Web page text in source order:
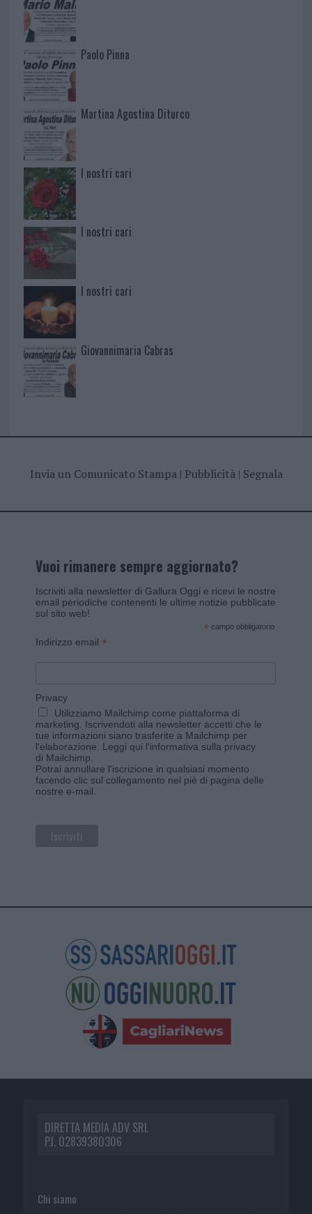
Paolo Pinna
Martina Agostina Diturco
I nostri cari
I nostri cari
I nostri cari
Giovannimaria Cabras
Invia un Comunicato Stampa| Pubblicità| Segnala
Vuoi rimanere sempre aggiornato?
Iscriviti alla newsletter di Gallura Oggi e ricevi le nostre
email periodiche contenenti le ultime notizie pubblicate
sul sito web!
* campo obbligatorio
Indirizzo email *
Privacy
Utilizziamo Mailchimp come piattaforma di
marketing. Iscrivendoti alla newsletter accetti che le
tue informazioni siano trasferite a Mailchimp per
l'elaborazione. Leggi qui l'informativa sulla privacy
di Mailchimp
Potrai annullare l'iscrizione in qualsiasi momento
facendo clic sul collegamento nel piè di pagina delle
nostre e-mail.
DIRETTA MEDIA ADV SRL
P.I. 02839380306
Chi siamo